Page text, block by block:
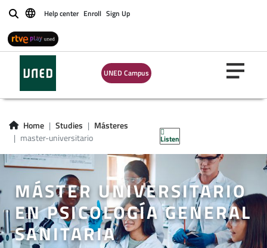
BuscarHelp center Enroll Sign Up
UNED Campus
Home Studies
Másteres
master-universitario
Listen
MÁSTER UNIVERSITARIO
EN PSICOLOGÍA GENERAL
SANITARIA